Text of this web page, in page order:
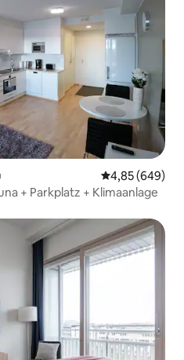
4,85 (649)
+ Parkplatz + Klimaanlage